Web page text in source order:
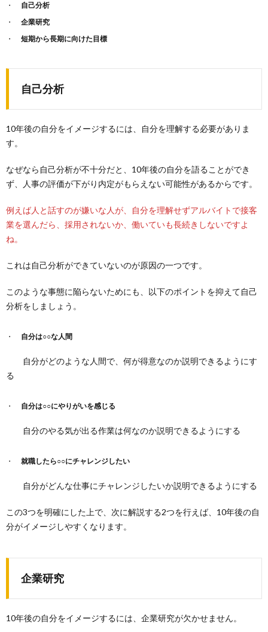
自己分析
企業研究
短期から長期に向けた目標
自己分析
10年後の自分をイメージするには、自分を理解する必要がありま
す。
なぜなら自己分析が不十分だと、10年後の自分を語ることができ
ず、人事の評価が下がり内定がもらえない可能性があるからです。
例えば人と話すのが嫌いな人が、自分を理解せずアルバイトで接客
業を選んだら、採用されないか、働いていも長続きしないですよ
ね。
これは自己分析ができていないのが原因の一つです。
このような事態に陥らないためにも、以下のポイントを抑えて自己
分析をしましょう。
自分は○○な人間
自分がどのような人間で、何が得意なのか説明できるようにす
る
自分は○○にやりがいを感じる
自分のやる気が出る作業は何なのか説明できるようにする
就職したら○○にチャレンジしたい
自分がどんな仕事にチャレンジしたいか説明できるようにする
この3つを明確にした上で、次に解説する2つを行えば、10年後の自
分がイメージしやすくなります。
企業研究
10年後の自分をイメージするには、企業研究が欠かせません。